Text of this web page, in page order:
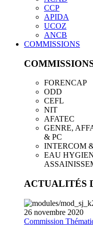
CCP
APIDA
UCOZ
ANCB
COMMISSIONS
FORENCAP
ODD
CEFL
NIT
AFATEC
GENRE,
& PC
INTERCOM
EAU
ACTUALITÉS
26 novembre 2020
Commission